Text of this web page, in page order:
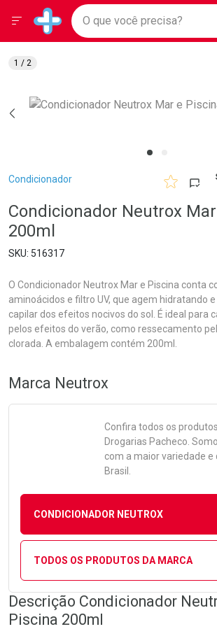
Drogarias Pacheco
Baixe nosso APP e aproveite Ofertas
Ir direto para a home
pela página
Ir direto para o conteúdo
Ir direto para a busca
Ir direto para a conta
Ir direto para a notificações
Ir direto para o carrinho
Faça a sua busca
O que você precisa?
Menu
Breadcrumb
Condicionador
Condicionador Neutrox
200ml
516317
O Condicionador Neutrox Mar e Piscina conta
aminoácidos e filtro UV, que agem hidratando
capilar dos efeitos nocivos do sol. É ideal para
pelos efeitos do verão, como ressecamento
clorada. A embalagem contém 200ml.
1 / 2
Marca Neutrox
Confira todos os
Drogarias Pacheco.
com a maior variedade e
Brasil.
CONDICIONADOR NEUTROX
TODOS OS PRODUTOS DA MARCA
Descrição Condicionador
Piscina 200ml